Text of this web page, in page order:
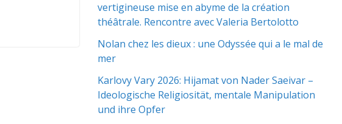
vertigineuse mise en abyme de la création
théâtrale. Rencontre avec Valeria Bertolotto
Nolan chez les dieux : une Odyssée qui a le mal de
mer
Karlovy Vary 2026: Hijamat von Nader Saeivar​​ –
Ideologische Religiosität, mentale Manipulation
und ihre Opfer